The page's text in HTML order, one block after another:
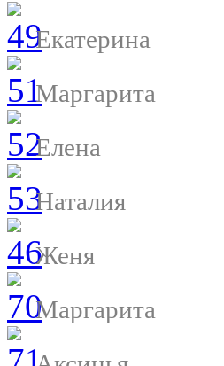
Екатерина
Маргарита
Елена
Наталия
Женя
Маргарита